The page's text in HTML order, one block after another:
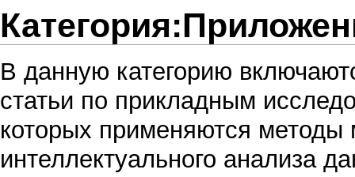
В данную категорию
статьи по прикладным
которых применяются методы
интеллектуального анализа